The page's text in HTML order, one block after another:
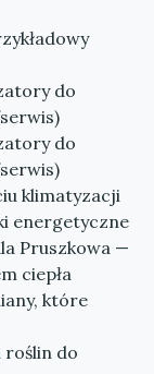
do
do
klimatyzacji
energetyczne
Pruszkowa —
ciepła
które
roślin do